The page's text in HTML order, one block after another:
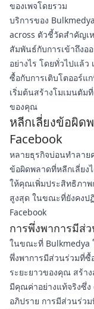
ของเพจโดยรวม
บริการของ
across ตัวชี้วัดสำคัญเ
สัมพันธ์กับการเข้าถึง
อย่างไร โดยทั่วไปแล้ว
ซื้อกับการเติบโตออร์แ
เริ่มต้นสร้างโมเมนตัม
ของคุณ
หลีกเลี่ยงข้อผิด
Facebook
หลายธุรกิจบ่อนทำลาย
ข้อผิดพลาดที่หลีกเลี่ยง
ให้คุณเพิ่มประสิทธิภาพ
สูงสุด ในขณะที่ยังคงป
Facebook
การพึ่งพาการมีส่
ในขณะที่ Bulkmedya
พึ่งพาการมีส่วนร่วมที่ซื้
ระยะยาวของคุณ สร้า
มีคุณค่าอย่างแท้จริงซึ่ง
อภิปราย การมีส่วนร่ว